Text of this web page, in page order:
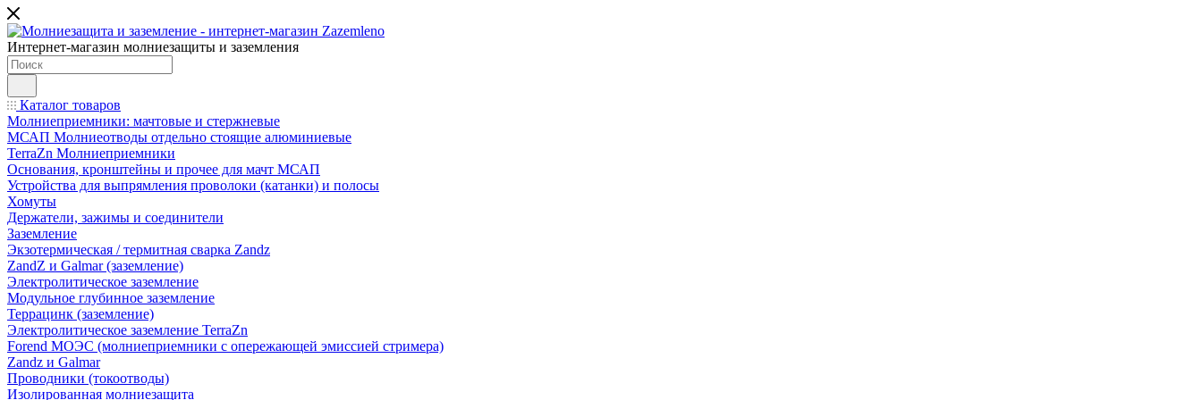
Интернет-магазин молниезащиты и заземления
Каталог товаров
Молниеприемники: мачтовые и стержневые
МСАП Молниеотводы отдельно стоящие алюминиевые
TerraZn Молниеприемники
Основания, кронштейны и прочее для мачт МСАП
Устройства для выпрямления проволоки (катанки) и полосы
Хомуты
Держатели, зажимы и соединители
Заземление
Экзотермическая / термитная сварка Zandz
ZandZ и Galmar (заземление)
Электролитическое заземление
Модульное глубинное заземление
Террацинк (заземление)
Электролитическое заземление TerraZn
Forend МОЭС (молниеприемники с опережающей эмиссией стримера)
Zandz и Galmar
Проводники (токоотводы)
Изолированная молниезащита